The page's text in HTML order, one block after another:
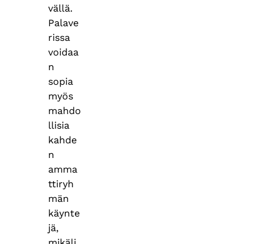
vällä.
Palave
rissa
voidaa
n
sopia
myös
mahdo
llisia
kahde
n
amma
ttiryh
män
käynte
jä,